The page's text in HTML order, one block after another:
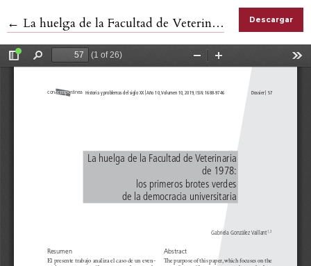
← Volver a los detalles del artículo
La huelga de la Facultad de Veterinaria de 1978 Descargar